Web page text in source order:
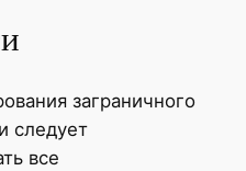
заграничного
следует
все